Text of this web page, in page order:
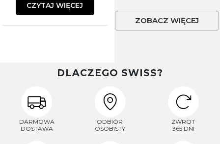
CZYTAJ WIĘCEJ
ZOBACZ WIĘCEJ
DLACZEGO SWISS?
DARMOWA
DOSTAWA
ODBIÓR
OSOBISTY
ZWROT
365 DNI